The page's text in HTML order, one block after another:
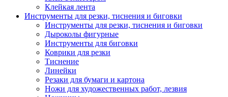
Клейкая лента
Инструменты для резки, тиснения и биговки
Инструменты для резки, тиснения и биговки
Дыроколы фигурные
Инструменты для биговки
Коврики для резки
Тиснение
Линейки
Резаки для бумаги и картона
Ножи для художественных работ, лезвия